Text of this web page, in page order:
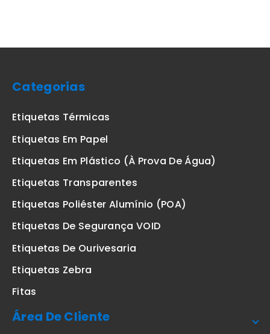
Categorias
Etiquetas Térmicas
Etiquetas Em Papel
Etiquetas Em Plástico (à Prova De Água)
Etiquetas Transparentes
Etiquetas Poliéster Alumínio (POA)
Etiquetas De Segurança VOID
Etiquetas De Ourivesaria
Etiquetas Zebra
Fitas
Área De Cliente